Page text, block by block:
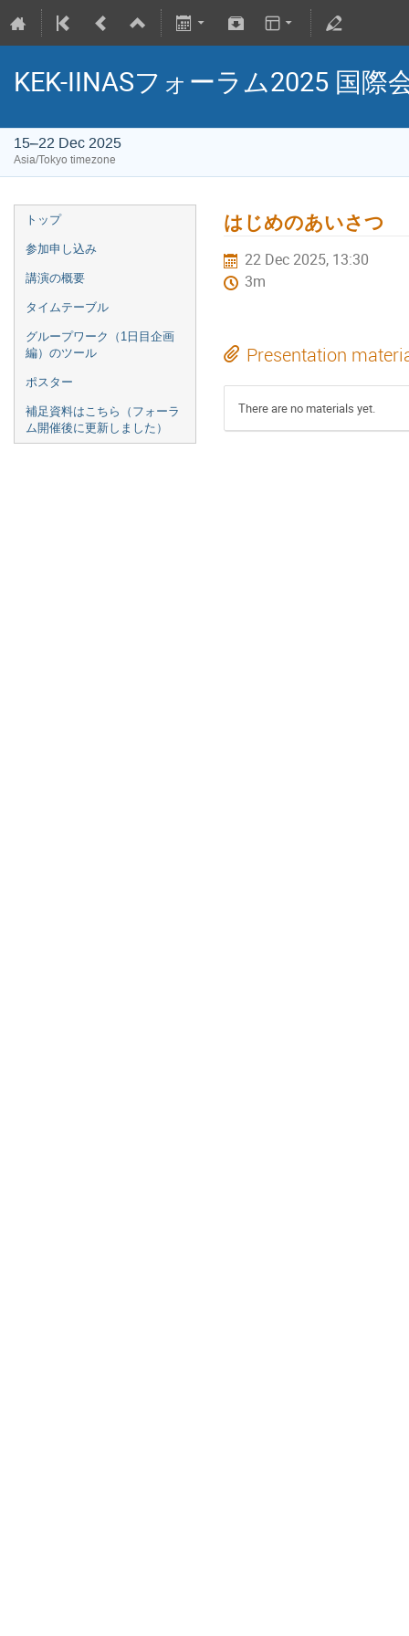
KEK-IINASフォーラム2025 国
15–22 Dec 2025
Asia/Tokyo timezone
トップ
参加申し込み
講演の概要
タイムテーブル
グループワーク（1日目企画
編）のツール
ポスター
補足資料はこちら（フォーラ
ム開催後に更新しました）
はじめのあいさつ
22 Dec 2025, 13:30
3m
Presentation
There are no materials yet.